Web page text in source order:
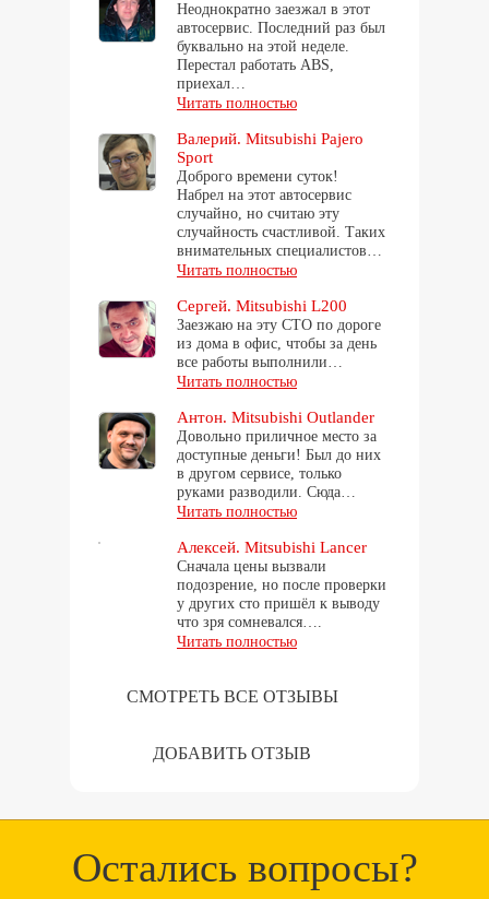
Неоднократно заезжал в этот
автосервис. Последний раз был
буквально на этой неделе.
Перестал работать ABS,
приехал…
Читать полностью
Валерий. Mitsubishi Pajero
Sport
Доброго времени суток!
Набрел на этот автосервис
случайно, но считаю эту
случайность счастливой. Таких
внимательных специалистов…
Читать полностью
Сергей. Mitsubishi L200
Заезжаю на эту СТО по дороге
из дома в офис, чтобы за день
все работы выполнили…
Читать полностью
Антон. Mitsubishi Outlander
Довольно приличное место за
доступные деньги! Был до них
в другом сервисе, только
руками разводили. Сюда…
Читать полностью
Алексей. Mitsubishi Lancer
Сначала цены вызвали
подозрение, но после проверки
у других сто пришёл к выводу
что зря сомневался….
Читать полностью
СМОТРЕТЬ ВСЕ ОТЗЫВЫ
ДОБАВИТЬ ОТЗЫВ
Остались вопросы?